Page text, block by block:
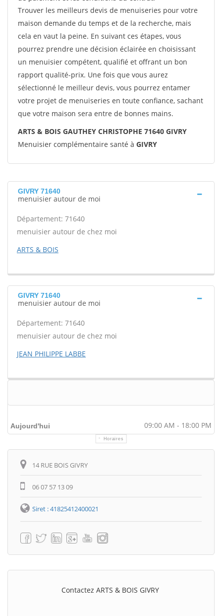
Trouver les meilleurs devis de menuiseries pour votre
maison demande du temps et de la recherche, mais
cela en vaut la peine. En suivant ces étapes, vous
pourrez prendre une décision éclairée en choisissant
un menuisier compétent, qualifié et offrant un bon
rapport qualité-prix. Une fois que vous aurez
sélectionné le meilleur devis, vous pourrez entamer
votre projet de menuiseries en toute confiance, sachant
que votre maison sera entre de bonnes mains.
ARTS & BOIS GAUTHEY CHRISTOPHE 71640 GIVRY
Menuisier complémentaire santé à GIVRY
GIVRY 71640
menuisier autour de moi
Département: 71640
menuisier autour de chez moi
ARTS & BOIS
GIVRY 71640
menuisier autour de moi
Département: 71640
menuisier autour de chez moi
JEAN PHILIPPE LABBE
Aujourd'hui 09:00 AM - 18:00 PM
Horaires
14 RUE BOIS GIVRY
06 07 57 13 09
Siret : 41825412400021
Contactez ARTS & BOIS GIVRY